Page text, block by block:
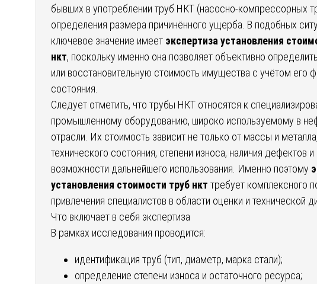
бывших в употреблении труб НКТ (насосно-компрессорных
определения размера причинённого ущерба. В подобных
ключевое значение имеет экспертиза установления
нкт, поскольку именно она позволяет объективно
или восстановительную стоимость имущества с учётом его
состояния.
Следует отметить, что трубы НКТ относятся к
промышленному оборудованию, широко используемому в
отрасли. Их стоимость зависит не только от массы и
технического состояния, степени износа, наличия дефектов и
возможности дальнейшего использования. Именно поэтому
установления стоимости труб нкт требует комплексного
привлечения специалистов в области оценки и технической
Что включает в себя экспертиза
В рамках исследования проводится:
идентификация труб (тип, диаметр, марка стали);
определение степени износа и остаточного ресурса;